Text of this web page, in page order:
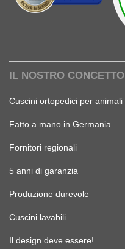
IL NOSTRO CONCETTO
Cuscini ortopedici per animali
Fatto a mano in Germania
Fornitori regionali
5 anni di garanzia
Produzione durevole
Cuscini lavabili
Il design deve essere!